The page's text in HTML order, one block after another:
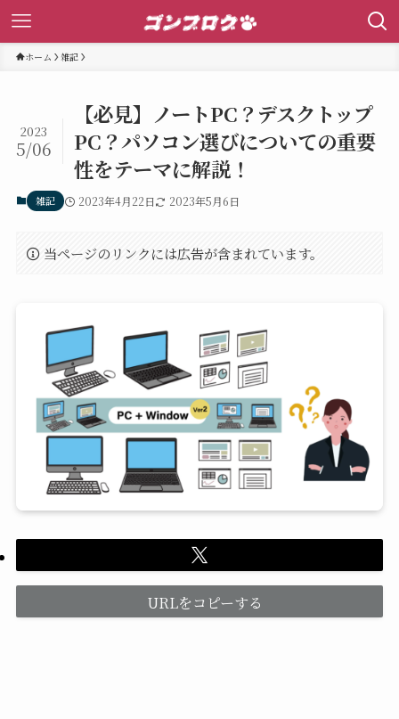
ホーム 雑記
【必見】ノートPC？デスクトップ
PC？パソコン選びについての重要
性をテーマに解説！
2023
5/06
雑記 2023年4月22日 2023年5月6日
当ページのリンクには広告が含まれています。
URLをコピーする